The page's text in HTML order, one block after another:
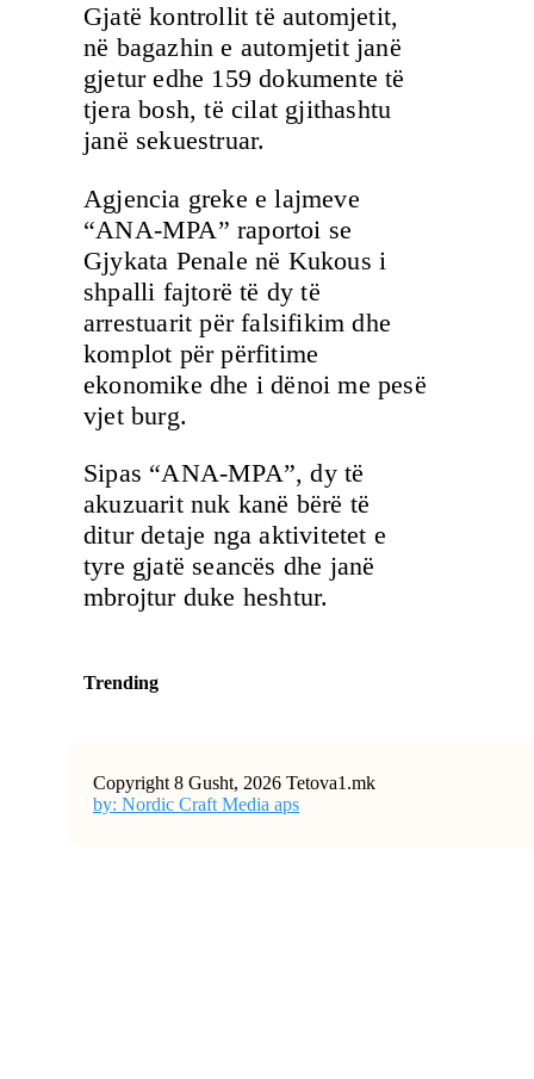
Gjatë kontrollit të automjetit,
në bagazhin e automjetit janë
gjetur edhe 159 dokumente të
tjera bosh, të cilat gjithashtu
janë sekuestruar.
Agjencia greke e lajmeve
“ANA-MPA” raportoi se
Gjykata Penale në Kukous i
shpalli fajtorë të dy të
arrestuarit për falsifikim dhe
komplot për përfitime
ekonomike dhe i dënoi me pesë
vjet burg.
Sipas “ANA-MPA”, dy të
akuzuarit nuk kanë bërë të
ditur detaje nga aktivitetet e
tyre gjatë seancës dhe janë
mbrojtur duke heshtur.
Trending
Copyright 8 Gusht, 2026 Tetova1.mk
by: Nordic Craft Media aps